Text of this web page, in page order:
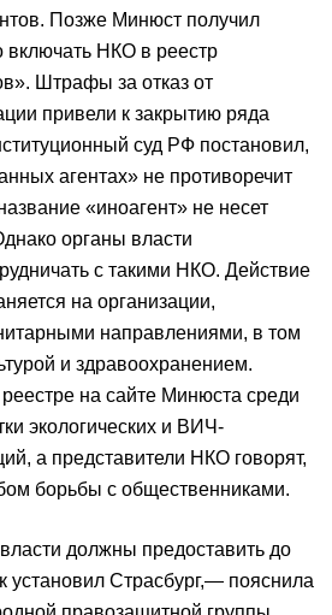
Позже Минюст получил
включать НКО в реестр
Штрафы за отказ от
привели к закрытию ряда
суд РФ постановил,
агентах» не противоречит
«иноагент» не несет
органы власти
с такими НКО. Действие
на организации,
направлениями, в том
и здравоохранением.
на сайте Минюста среди
экологических и ВИЧ-
а представители НКО говорят,
борьбы с общественниками.
должны предоставить до
установил Страсбург,— пояснила